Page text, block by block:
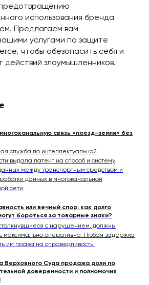
использования бренда
Предлагаем вам
услугами по защите
чтобы обезопасить себя и
злоумышленников.
связь «поезд-земля» без
служба по интеллектуальной
выдала патент на способ и систему
между транспортным средством и
данных в многоканальной
сети
или вечный спор: как долго
бороться за товарные знаки?
с нарушением, должны
максимально оперативно. Любая задержка
им права на справедливость.
Верховного Суда продажа доли по
доверенности и полномочия